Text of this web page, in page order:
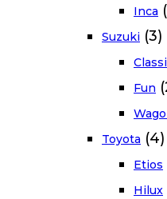
Inca
Suzuki (3)
Fun
Toyota (4)
Etios
Hilux